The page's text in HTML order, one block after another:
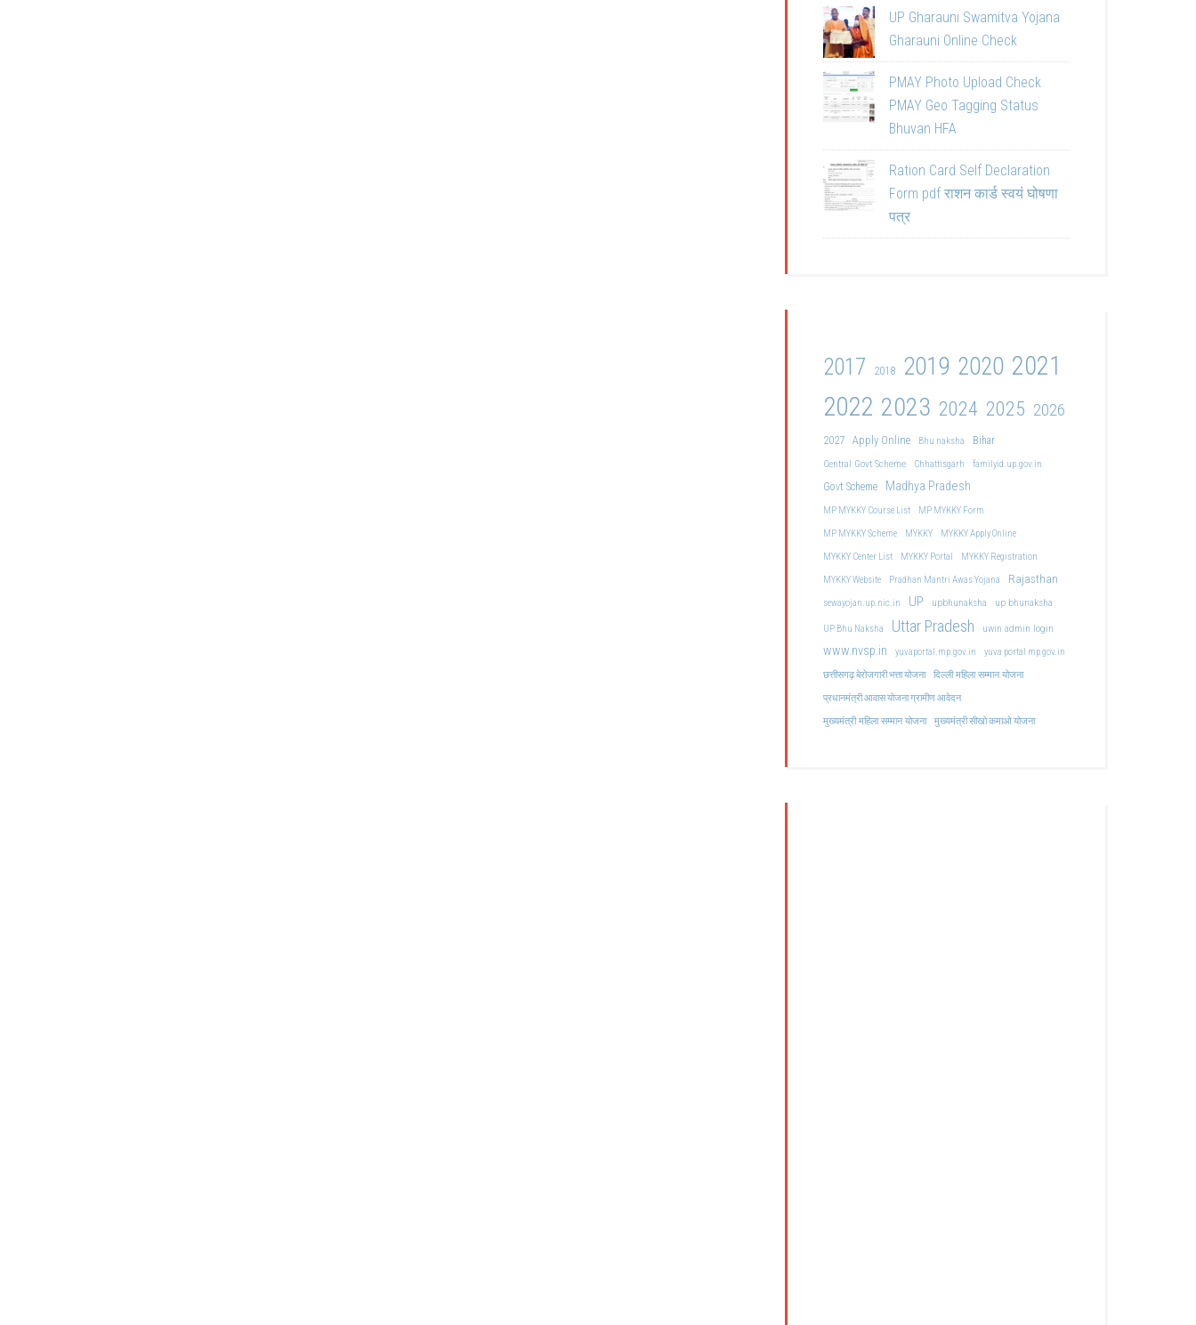
UP Gharauni Swamitva Yojana
Gharauni Online Check
PMAY Photo Upload Check
PMAY Geo Tagging Status
Bhuvan HFA
Ration Card Self Declaration
Form pdf राशन कार्ड स्वयं घोषणा
पत्र
2017 2018 2019 2020 2021
2022 2023 2024 2025 2026
2027 Apply Online Bhu naksha
Bihar
Central Govt Scheme
Chhattisgarh familyid.up.gov.in
Govt Scheme Madhya Pradesh
MP MYKKY Course List
MP MYKKY Form
MP MYKKY Scheme
MYKKY
MYKKY Apply Online
MYKKY Center List
MYKKY Portal
MYKKY Registration
MYKKY Website
Pradhan Mantri Awas Yojana Rajasthan
sewayojan.up.nic.in UP upbhunaksha up bhunaksha
UP Bhu Naksha Uttar Pradesh uwin admin login
www.nvsp.in yuvaportal.mp.gov.in
yuva portal mp gov.in
छत्तीसगढ़ बेरोजगारी भत्ता योजना
दिल्ली महिला सम्मान योजना
प्रधानमंत्री आवास योजना ग्रामीण आवेदन
मुख्यमंत्री महिला सम्मान योजना मुख्यमंत्री सीखो कमाओ योजना